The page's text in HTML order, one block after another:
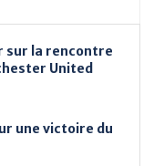
sur la rencontre
United
une victoire du